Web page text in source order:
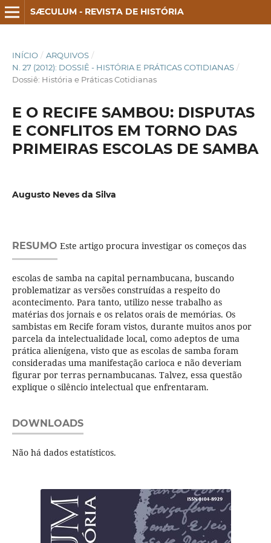
SÆCULUM - REVISTA DE HISTÓRIA
INÍCIO / ARQUIVOS /
N. 27 (2012): DOSSIÊ - HISTÓRIA E PRÁTICAS COTIDIANAS /
Dossiê: História e Práticas Cotidianas
E O RECIFE SAMBOU: DISPUTAS
E CONFLITOS EM TORNO DAS
PRIMEIRAS ESCOLAS DE SAMBA
Augusto Neves da Silva
RESUMO Este artigo procura investigar os começos das
escolas de samba na capital pernambucana, buscando
problematizar as versões construídas a respeito do
acontecimento. Para tanto, utilizo nesse trabalho as
matérias dos jornais e os relatos orais de memórias. Os
sambistas em Recife foram vistos, durante muitos anos por
parcela da intelectualidade local, como adeptos de uma
prática alienígena, visto que as escolas de samba foram
consideradas uma manifestação carioca e não deveriam
figurar por terras pernambucanas. Talvez, essa questão
explique o silêncio intelectual que enfrentaram.
DOWNLOADS
Não há dados estatísticos.